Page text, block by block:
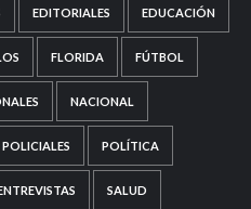
EDITORIALES EDUCACIÓN
FLORIDA FÚTBOL
NACIONAL
POLICIALES POLÍTICA
SALUD